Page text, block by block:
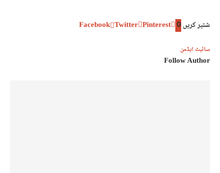
شئیر کریں0
Facebook Twitter Pinterest
سائیٹ ایڈمن
Follow Author